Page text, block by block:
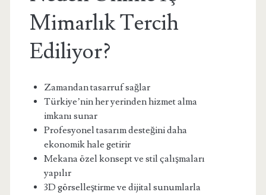
Mimarlık Tercih
Ediliyor?
Zamandan tasarruf sağlar
Türkiye’nin her yerinden hizmet alma
imkanı sunar
Profesyonel tasarım desteğini daha
ekonomik hale getirir
Mekana özel konsept ve stil çalışmaları
yapılır
3D görselleştirme ve dijital sunumlarla